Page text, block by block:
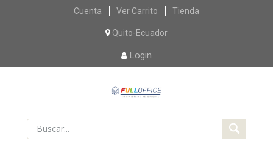
Skip
content
Cuenta Ver Carrito Tienda
Quito-Ecuador
Login